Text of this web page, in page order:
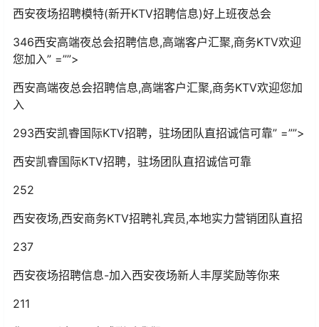
西安夜场招聘模特(新开KTV招聘信息)好上班夜总会
346西安高端夜总会招聘信息,高端客户汇聚,商务KTV欢迎
您加入” =””>
西安高端夜总会招聘信息,高端客户汇聚,商务KTV欢迎您加
入
293西安凯睿国际KTV招聘，驻场团队直招诚信可靠” =””>
西安凯睿国际KTV招聘，驻场团队直招诚信可靠
252
西安夜场,西安商务KTV招聘礼宾员,本地实力营销团队直招
237
西安夜场招聘信息-加入西安夜场新人丰厚奖励等你来
211